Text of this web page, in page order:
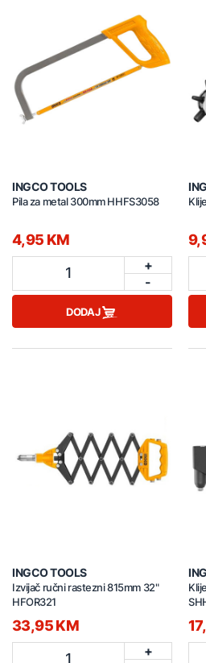
INGCO TOOLS
Pila za metal 300mm HHFS3058
4,95 KM
1
+
-
DODAJ
INGCO TOOLS
Izvijač ručni rastezni 815mm 32"
HFOR321
33,95 KM
1
+